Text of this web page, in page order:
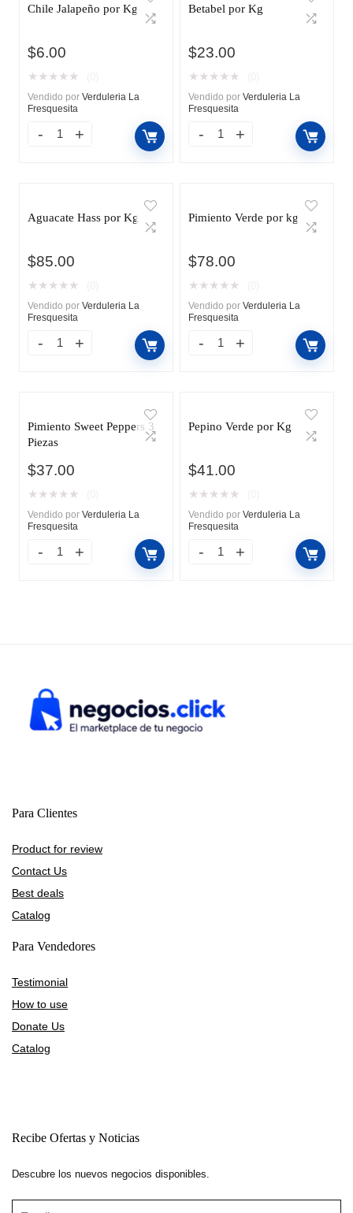
Chile Jalapeño por Kg
$6.00
★ ★ ★ ★ ★
Vendido por Verduleria La
Fresquesita
Betabel por Kg
$23.00
★ ★ ★ ★ ★
Vendido por Verduleria La
Fresquesita
Aguacate Hass por Kg
$85.00
★ ★ ★ ★ ★
Vendido por Verduleria La
Fresquesita
Pimiento Verde por kg
$78.00
★ ★ ★ ★ ★
Vendido por Verduleria La
Fresquesita
Pimiento Sweet Peppers 3
Piezas
$37.00
★ ★ ★ ★ ★
Vendido por Verduleria La
Fresquesita
Pepino Verde por Kg
$41.00
★ ★ ★ ★ ★
Vendido por Verduleria La
Fresquesita
Para Clientes
Product for review
Contact Us
Best deals
Catalog
Para Vendedores
Testimonial
How to use
Donate Us
Catalog
Recibe Ofertas y Noticias
Descubre los nuevos negocios disponibles.